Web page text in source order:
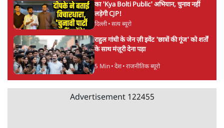
का 'Kya Bolti Public' अभियान, चुनाव नहीं
लड़ेगी CJP!
दिल्ली• सत्य ब्यूरो
राहुल गांधी के जेन ज़ी इवेंट 'छात्रों की गूंज' को शर्तों
के साथ मंज़ूरी देना पड़ा
5 Min• देश• राजनीतिक ब्यूरो
Advertisement 122455